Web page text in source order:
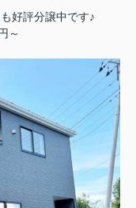
好評分譲中です♪
～